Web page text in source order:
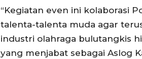
“Kegiatan even ini kolaborasi
talenta-talenta muda agar
industri olahraga bulutangkis
yang menjabat sebagai Aslog